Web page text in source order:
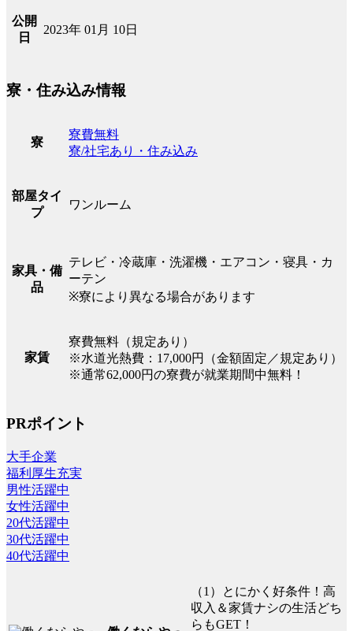
公開
日
2023年 01月 10日
寮・住み込み情報
寮
寮費無料
寮/社宅あり・住み込み
部屋タイ
プ
ワンルーム
家具・備
品
テレビ・冷蔵庫・洗濯機・エアコン・寝具・カ
ーテン
※寮により異なる場合があります
家賃
寮費無料（規定あり）
※水道光熱費：17,000円（金額固定／規定あり）
※通常62,000円の寮費が就業期間中無料！
PRポイント
大手企業
福利厚生充実
男性活躍中
女性活躍中
20代活躍中
30代活躍中
40代活躍中
（1）とにかく好条件！高
収入＆家賃ナシの生活どち
らもGET！